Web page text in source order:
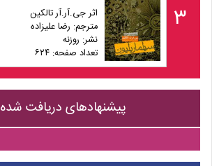
۳
اثر جی.آر.آر تالکین
مترجم: رضا علیزاده
نشر: روزنه
تعداد صفحه: ۶۲۴
پیشنهادهای دریافت شده